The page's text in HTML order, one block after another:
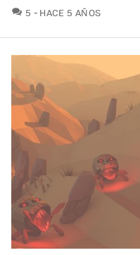
5 COMENTARIOS
HACE 5 AÑOS